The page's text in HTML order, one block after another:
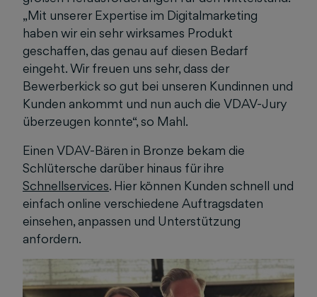
„Mit unserer Expertise im Digitalmarketing
haben wir ein sehr wirksames Produkt
geschaffen, das genau auf diesen Bedarf
eingeht. Wir freuen uns sehr, dass der
Bewerberkick so gut bei unseren Kundinnen und
Kunden ankommt und nun auch die VDAV-Jury
überzeugen konnte“, so Mahl.
Einen VDAV-Bären in Bronze bekam die
Schlütersche darüber hinaus für ihre
Schnellservices. Hier können Kunden schnell und
einfach online verschiedene Auftragsdaten
einsehen, anpassen und Unterstützung
anfordern.